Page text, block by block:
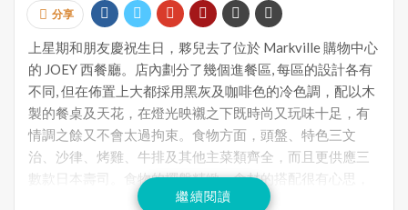
分享
上星期和朋友慶祝生日，夥兒去了位於 Markville 購物中心
的 JOEY 西餐廳。店內劃分了幾個進餐區, 每區的設計各有
不同, 但在佈置上大都採用黑灰及咖啡色的冷色調，配以木
製的餐桌及天花，在燈光映襯之下既時尚又玩味十足，有
情調之餘又不會太過拘束。食物方面，頭盤、特色三文
治、沙律、烤雞、牛排及其他主菜類齊全，而且更供應三
數款日本壽司。食物的擺盤精緻，食材的搭配很有心思，
加入不少 fusion 元素，味道非常出色。至於服務方面，侍
繼續閱讀